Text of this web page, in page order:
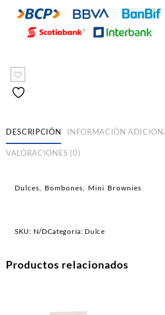
DESCRIPCIÓN INFORMACIÓN
VALORACIONES (0)
Dulces, Bombones, Mini Brownies
SKU: N/DCategoría: Dulce
Productos relacionados